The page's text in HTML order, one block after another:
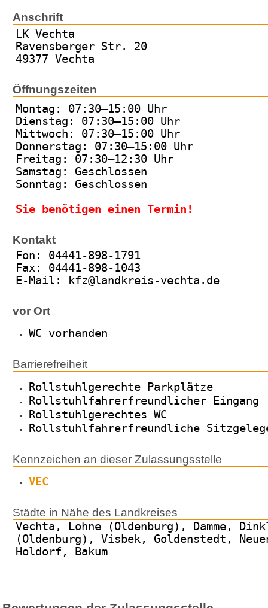
Anschrift
LK Vechta
Ravensberger Str. 20
49377 Vechta
Öffnungszeiten
Montag: 07:30–15:00 Uhr
Dienstag: 07:30–15:00 Uhr
Mittwoch: 07:30–15:00 Uhr
Donnerstag: 07:30–15:00 Uhr
Freitag: 07:30–12:30 Uhr
Samstag: Geschlossen
Sonntag: Geschlossen
Sie benötigen einen Termin!
Kontakt
Fon: 04441-898-1791
Fax: 04441-898-1043
E-Mail: kfz@landkreis-vechta.de
vor Ort
WC vorhanden
Barrierefreiheit
Rollstuhlgerechte Parkplätze
Rollstuhlfahrerfreundlicher Eingang
Rollstuhlgerechtes WC
Rollstuhlfahrerfreundliche
Kennzeichen an dieser Zulassungsstelle
VEC
Städte in Nähe des Landkreises
Vechta, Lohne (Oldenburg), Damme,
(Oldenburg), Visbek, Goldenstedt,
Holdorf, Bakum